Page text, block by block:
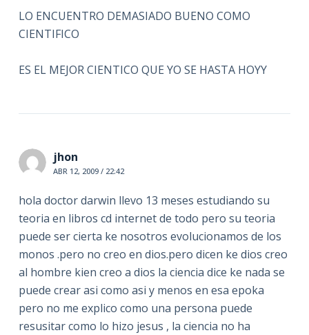
LO ENCUENTRO DEMASIADO BUENO COMO
CIENTIFICO
ES EL MEJOR CIENTICO QUE YO SE HASTA HOYY
jhon
ABR 12, 2009 / 22:42
hola doctor darwin llevo 13 meses estudiando su
teoria en libros cd internet de todo pero su teoria
puede ser cierta ke nosotros evolucionamos de los
monos .pero no creo en dios.pero dicen ke dios creo
al hombre kien creo a dios la ciencia dice ke nada se
puede crear asi como asi y menos en esa epoka
pero no me explico como una persona puede
resusitar como lo hizo jesus , la ciencia no ha